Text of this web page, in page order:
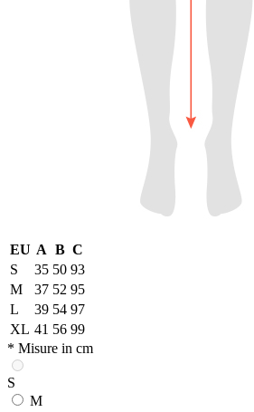
EU A B C
S
35 50 93
M
37 52 95
L
39 54 97
XL 41 56 99
* Misure in cm
S
M